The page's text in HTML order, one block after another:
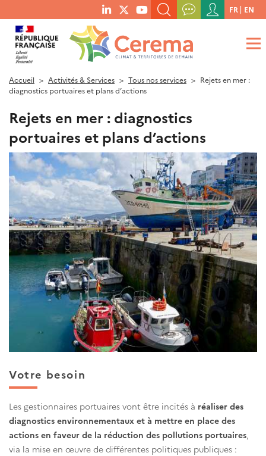
menu
social
links
RECHERCHER UN MOT-CLÉ, UNE PUBLICATION, ETC.
QUE RECHERCHEZ-VOUS ?
Menu
du
compte
de
FR EN
Accueil Activités & Services Tous nos services
Rejets en mer :
diagnostics portuaires et plans d’actions
Rejets en mer : diagnostics
portuaires et plans d’actions
Votre besoin
Les gestionnaires portuaires vont être incités à réaliser des
diagnostics environnementaux et à mettre en place des
actions en faveur de la réduction des pollutions portuaires,
via la mise en œuvre de différentes politiques publiques :